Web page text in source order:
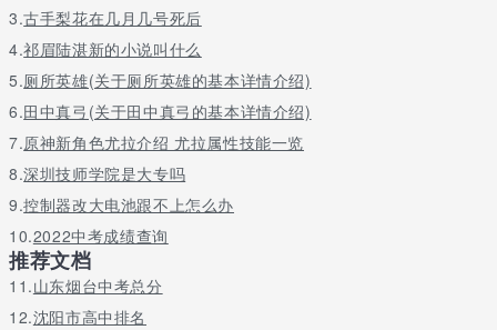
宿舍的，最多是六人间，独立衣柜和书桌，上面是床的那种，很新
很漂亮的宿舍楼，学校也很大的。南职最好的校区了。不过就是离
市中心太远，只有一路车到市中心，周末人很多，不早点是没有位
南宁职业技术学院简介
南宁职业技术学院前身为创建于1984年的南宁职业大学，是由南宁
市人民政府举办、区市共建的一所全日制综合性高等职业院校。
2009年12月，学校通过教育部、财政部示范建设验收，成为全国首
批28所、广西首家国家示范性高职院校。
学校占地面积130多公顷，校舍建筑面积50余万平方米，学校全日
制高职在校生16500多人，成人继续教育学生3200多人。
3.古手梨花在几月几号死后
4.祁眉陆湛新的小说叫什么
5.厕所英雄(关于厕所英雄的基本详情介绍)
6.田中真弓(关于田中真弓的基本详情介绍)
7.原神新角色尤拉介绍 尤拉属性技能一览
8.深圳技师学院是大专吗
9.控制器改大电池跟不上怎么办
10.2022中考成绩查询
推荐文档
11.山东烟台中考总分
12.沈阳市高中排名